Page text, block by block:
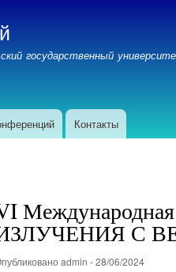
государственный
Контакты
С
admin -28/06/2024